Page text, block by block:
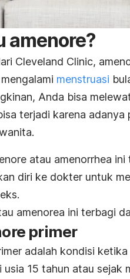
amenore?
Cleveland Clinic,
menstruasi
Anda bisa
terjadi karena
atau amenorrhea ini
diri ke dokter untuk
amenorea ini terbagi
primer
adalah kondisi
usia 15 tahun atau sejak